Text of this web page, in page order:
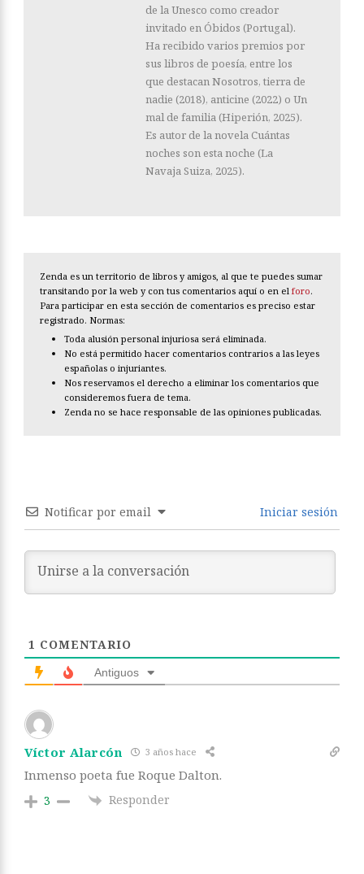
de la Unesco como creador
invitado en Óbidos (Portugal).
Ha recibido varios premios por
sus libros de poesía, entre los
que destacan Nosotros, tierra de
nadie (2018), anticine (2022) o Un
mal de familia (Hiperión, 2025).
Es autor de la novela Cuántas
noches son esta noche (La
Navaja Suiza, 2025).
Zenda es un territorio de libros y amigos, al que te puedes sumar
transitando por la web y con tus comentarios aquí o en el foro.
Para participar en esta sección de comentarios es preciso estar
registrado. Normas:
Toda alusión personal injuriosa será eliminada.
No está permitido hacer comentarios contrarios a las leyes
españolas o injuriantes.
Nos reservamos el derecho a eliminar los comentarios que
consideremos fuera de tema.
Zenda no se hace responsable de las opiniones publicadas.
Notificar por email Iniciar sesión
1 COMENTARIO
Antiguos
Víctor Alarcón 3 años hace
Inmenso poeta fue Roque Dalton.
3 Responder